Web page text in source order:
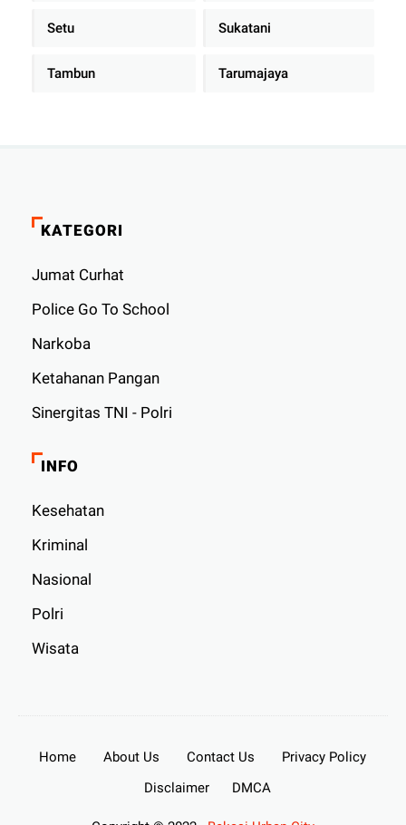
Setu Sukatani
Tambun Tarumajaya
KATEGORI
Jumat Curhat
Police Go To School
Narkoba
Ketahanan Pangan
Sinergitas TNI - Polri
INFO
Kesehatan
Kriminal
Nasional
Polri
Wisata
Home About Us Contact Us
Privacy Policy
Disclaimer
DMCA